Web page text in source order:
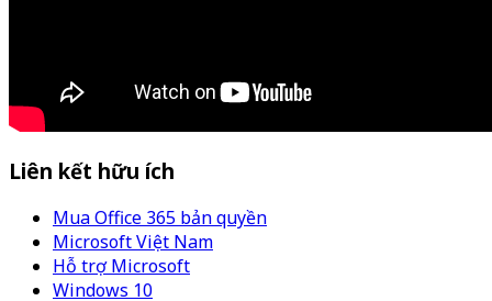
Liên kết hữu ích
Mua Office 365 bản quyền
Microsoft Việt Nam
Hỗ trợ Microsoft
Windows 10